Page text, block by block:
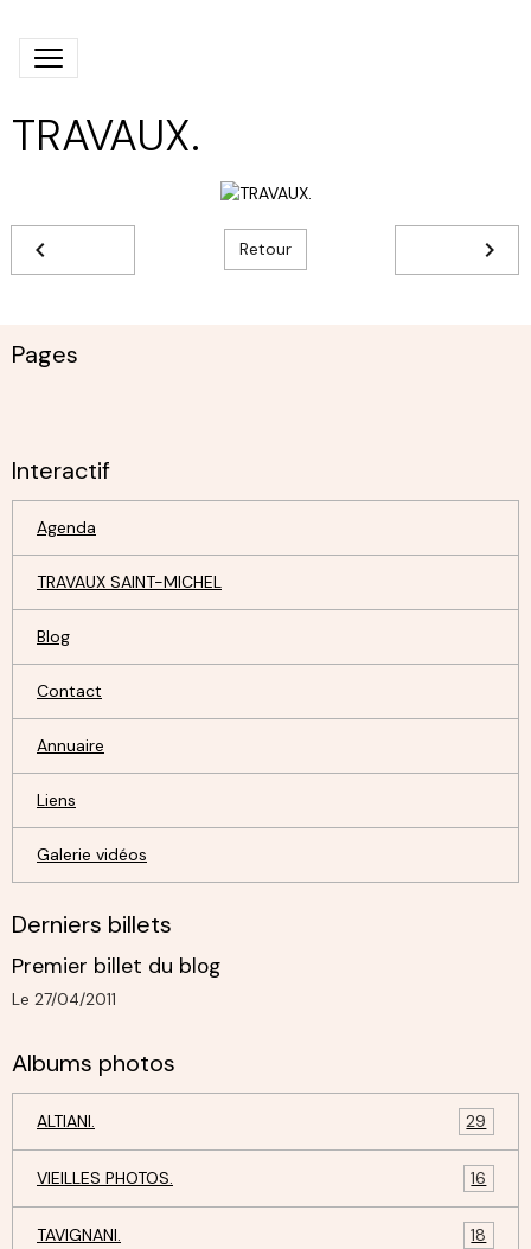
TRAVAUX.
Retour
Pages
Interactif
Agenda
TRAVAUX SAINT-MICHEL
Blog
Contact
Annuaire
Liens
Galerie vidéos
Derniers billets
Premier billet du blog
Le 27/04/2011
Albums photos
ALTIANI. 29
VIEILLES PHOTOS. 16
TAVIGNANI. 18